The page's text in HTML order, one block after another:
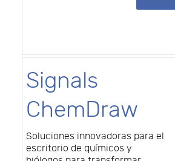
Signals
ChemDraw
Soluciones innovadoras para el
escritorio de químicos y